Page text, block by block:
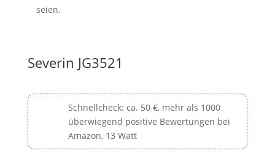
seien.
Severin JG3521
Schnellcheck: ca. 50 €, mehr als 1000
überwiegend positive Bewertungen bei
Amazon, 13 Watt